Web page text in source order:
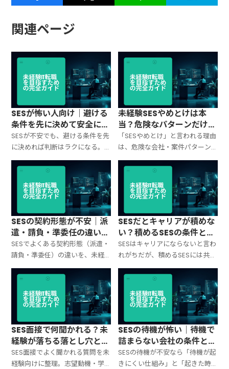
関連ページ
SESが怖い人向け｜避ける
条件を先に決めて安全に未
経験IT転職する方法
SESが不安でも、避ける条件を先
に決めれば判断はラクになる。
契約・配属・待機・研修・残
業・勤務地など「確認すべきポ
イント」をチェックリスト化し
て整理。
未経験SESやめとけは本
当？危険なパターンだけ潰
せば回避できる話
「SESやめとけ」と言われる理由
は、危険な会社・案件パターン
に当たる確率があるから。未経
験が避けるべき典型例と、面接で
見抜く質問・判断基準を整理。
SESの契約形態が不安｜派
遣・請負・準委任の違いと
損しない見方
SESでよくある契約形態（派遣・
請負・準委任）の違いを、未経
験向けに噛み砕いて整理。指揮
命令・責任範囲・働き方の差を
理解し、面接で確認すべき質問
もテンプレ化。
SESだとキャリアが積めな
い？積めるSESの条件と選
び方を最短で整理
SESはキャリアにならないと言わ
れがちだが、積めるSESには共通
条件がある。案件の選び方・評
価制度・スキルの積み上げ方・
転職で通る職務経歴の作り方を
整理。
SES面接で何聞かれる？未
経験が落ちる落とし穴と通
る答え方テンプレ
SES面接でよく聞かれる質問を未
経験向けに整理。志望動機・学
SESの待機が怖い｜待機で
詰まらない会社の条件と面
接チェックリスト
SESの待機が不安なら「待機が起
きにくい仕組み」と「起きた時